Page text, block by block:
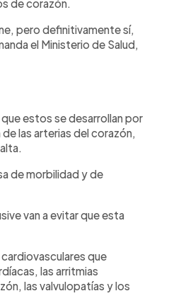
de corazón.
pero definitivamente sí,
el Ministerio de Salud,
estos se desarrollan por
las arterias del corazón,
de morbilidad y de
van a evitar que esta
que
las arritmias
las valvulopatías y los